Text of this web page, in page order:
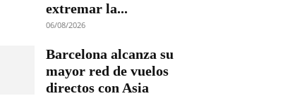
extremar la...
06/08/2026
Barcelona alcanza su
mayor red de vuelos
directos con Asia